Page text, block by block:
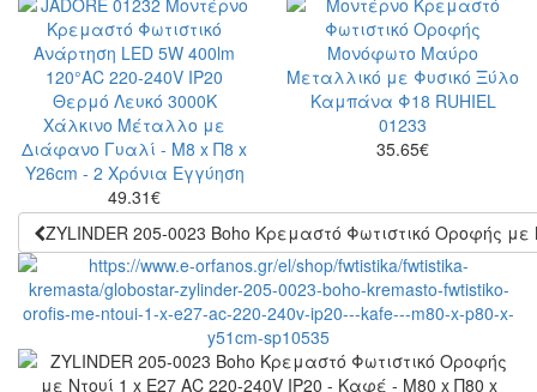
49.31€
35.65€
ZYLINDER 205-0023 Boho Κρεμαστό Φωτιστικό Οροφής